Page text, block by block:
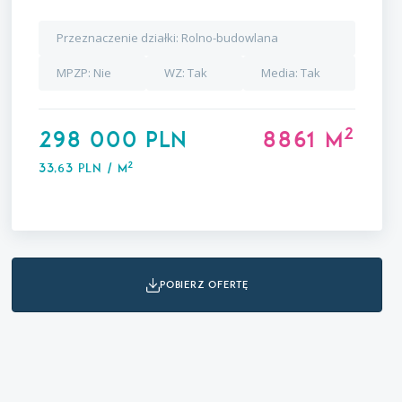
Przeznaczenie działki: Rolno-budowlana
MPZP: Nie WZ:Tak Media: Tak
298 000 PLN
33,63 PLN / m2
8861 m2
pobierz ofertę